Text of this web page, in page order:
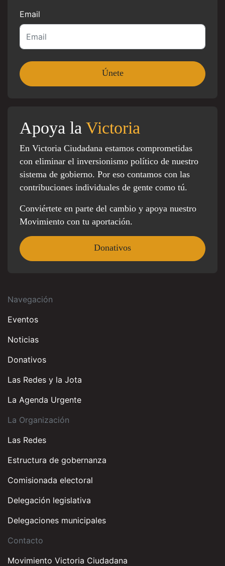
Email
Apoya la Victoria
En Victoria Ciudadana estamos comprometidas
con eliminar el inversionismo político de nuestro
sistema de gobierno. Por eso contamos con las
contribuciones individuales de gente como tú.
Conviértete en parte del cambio y apoya nuestro
Movimiento con tu aportación.
Donativos
Navegación
Eventos
Noticias
Donativos
Las Redes y la Jota
La Agenda Urgente
La Organización
Las Redes
Estructura de gobernanza
Comisionada electoral
Delegación legislativa
Delegaciones municipales
Contacto
Movimiento Victoria Ciudadana